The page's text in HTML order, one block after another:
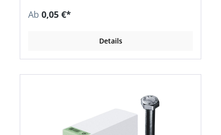
Ab 0,05 €*
Details